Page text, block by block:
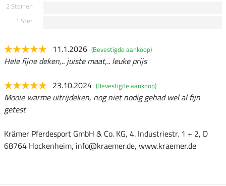
2 Sterren
1 Ster
11.1.2026 (Bevestigde aankoop)
Hele fijne deken,.. juiste maat,.. leuke prijs
23.10.2024 (Bevestigde aankoop)
Mooie warme uitrijdeken, nog niet nodig gehad wel al fijn
getest
Krämer Pferdesport GmbH & Co. KG, 4. Industriestr. 1 + 2, D
68764 Hockenheim, info@kraemer.de, www.kraemer.de